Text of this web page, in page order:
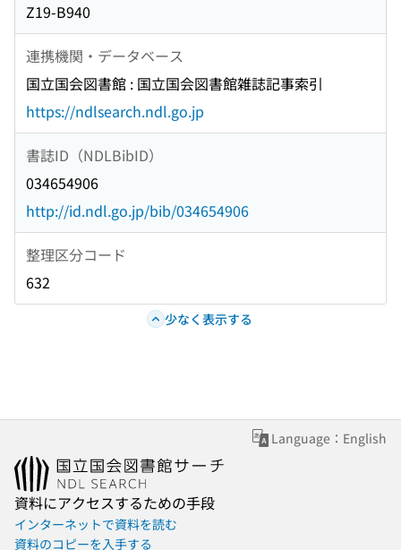
Z19-B940
連携機関・データベース
国立国会図書館 : 国立国会図書館雑誌記事索引
https://ndlsearch.ndl.go.jp
書誌ID（NDLBibID）
034654906
http://id.ndl.go.jp/bib/034654906
整理区分コード
632
少なく表示する
Language：English
資料にアクセスするための手段
インターネットで資料を読む
資料のコピーを入手する